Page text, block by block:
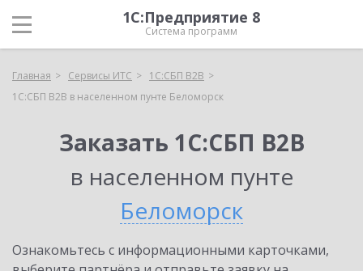
1С:Предприятие 8
Система программ
Главная Сервисы ИТС
1С:СБП B2B
1С:СБП B2B в населенном пунте Беломорск
Заказать 1С:СБП B2B
в населенном пунте
Беломорск
Ознакомьтесь с информационными карточками,